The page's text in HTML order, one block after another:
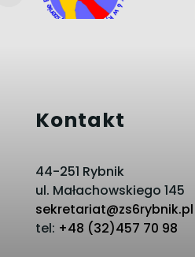
Kontakt
44-251 Rybnik
ul. Małachowskiego 145
sekretariat@zs6rybnik.pl
tel: +48 (32)457 70 98